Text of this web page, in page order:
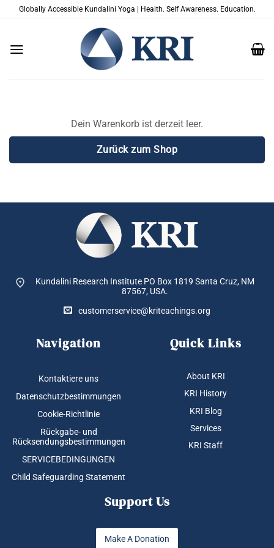
ZumGlobally Accessible Kundalini Yoga | Health. Self Awareness. Education.
Dein Warenkorb ist derzeit leer.
Zurück zum Shop
Kundalini Research Institute PO Box 1819 Santa Cruz, NM
87567, USA.
customerservice@kriteachings.org
Navigation
Kontaktiere uns
Datenschutzbestimmungen
Cookie-Richtlinie
Rückgabe- und
Rücksendungsbestimmungen
SERVICEBEDINGUNGEN
Child Safeguarding Statement
Quick Links
About KRI
KRI History
KRI Blog
Services
KRI Staff
Support Us
Make A Donation